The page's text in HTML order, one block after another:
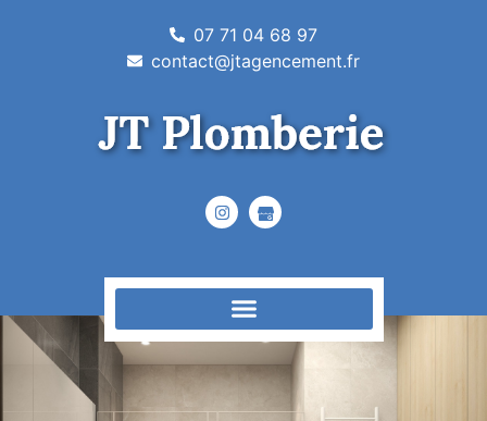
07 71 04 68 97
contact@jtagencement.fr